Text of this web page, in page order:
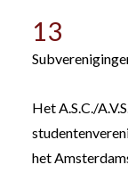
13
Het A.S.C./
het